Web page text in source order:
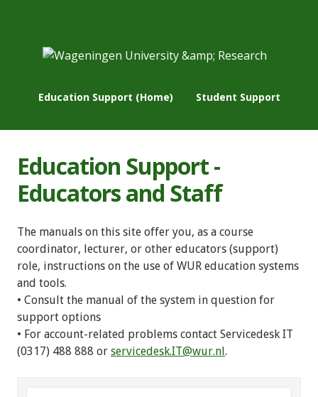
Education Support (Home) Student Support
Education Support -
Educators and Staff
The manuals on this site offer you, as a course
coordinator, lecturer, or other educators (support)
role, instructions on the use of WUR education systems
and tools.
• Consult the manual of the system in question for
support options
• For account-related problems contact Servicedesk IT
(0317) 488 888 or servicedesk.IT@wur.nl.